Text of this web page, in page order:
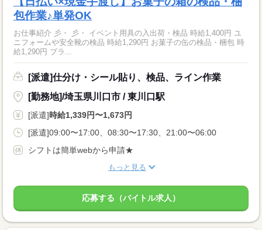
包作業♪単発OK
お仕事紹介 彡・ 彡・ イベント用具の入出荷・検品 時給1,400円 ユ
ニフォームや安全靴の検品 時給1,290円 お菓子の缶の検品・梱包 時
給1,290円 ブラ...
[派遣]仕分け・シール貼り、検品、ライン作業
[勤務地]/埼玉県川口市 / 東川口駅
[派遣]時給1,339円〜1,673円
[派遣]09:00〜17:00、08:30〜17:30、21:00〜06:00
シフトは簡単webから申請★
もっと見る
応募する（バイトル求人）